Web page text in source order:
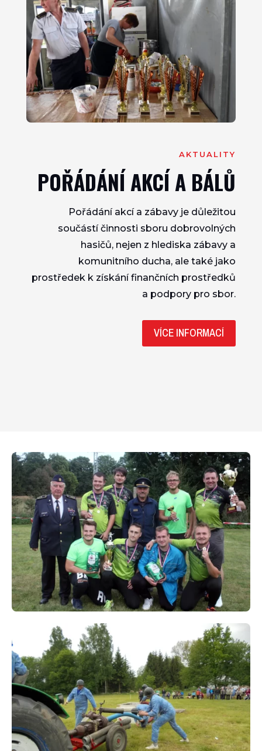
AKTUALITY
POŘÁDÁNÍ AKCÍ A BÁLŮ
Pořádání akcí a zábavy je důležitou
součástí činnosti sboru dobrovolných
hasičů, nejen z hlediska zábavy a
komunitního ducha, ale také jako
prostředek k získání finančních prostředků
a podpory pro sbor.
VÍCE INFORMACÍ